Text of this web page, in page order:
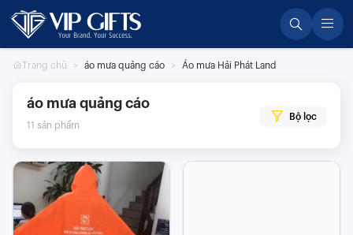
Skip
content
Trang chủ áo mưa quảng cáo Áo mưa Hải Phát Land
áo mưa quảng cáo
11 sản phẩm
Bộ lọc